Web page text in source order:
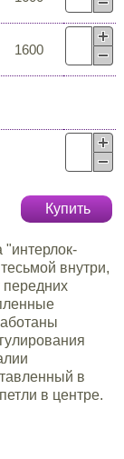
1600
Купить
"интерлок-
внутри,
в
в центре.